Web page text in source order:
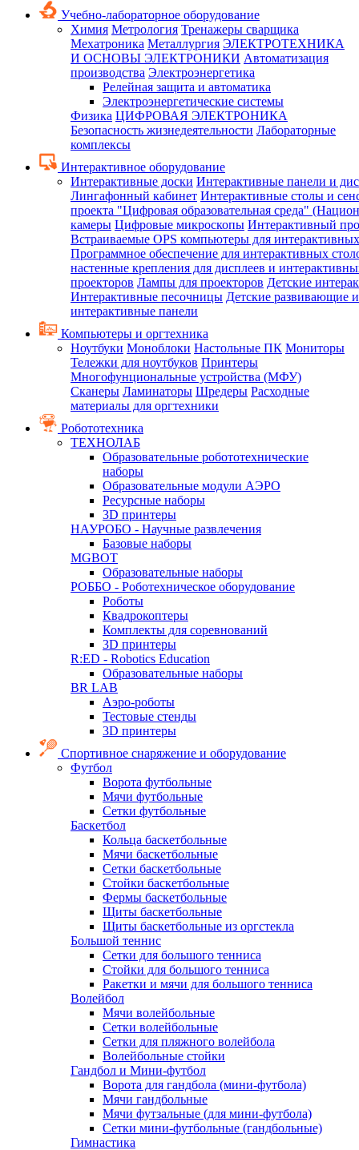
Учебно-лабораторное оборудование
Химия Метрология Тренажеры сварщика
Мехатроника Металлургия ЭЛЕКТРОТЕХНИКА
И ОСНОВЫ ЭЛЕКТРОНИКИ Автоматизация
производства Электроэнергетика
Релейная защита и автоматика
Электроэнергетические системы
Физика ЦИФРОВАЯ ЭЛЕКТРОНИКА
Безопасность жизнедеятельности Лабораторные
комплексы
Интерактивное оборудование
Интерактивные доски Интерактивные панели и
Лингафонный кабинет Интерактивные столы и
проекта "Цифровая образовательная среда"
камеры Цифровые микроскопы Интерактивный
Встраиваемые OPS компьютеры для
Программное обеспечение для интерактивных
настенные крепления для дисплеев и
проекторов Лампы для проекторов Детские
Интерактивные песочницы Детские развивающие
интерактивные панели
Компьютеры и оргтехника
Ноутбуки Моноблоки Настольные ПК Мониторы
Тележки для ноутбуков Принтеры
Многофунциональные устройства (МФУ)
Сканеры Ламинаторы Шредеры Расходные
материалы для оргтехники
Робототехника
ТЕХНОЛАБ
Образовательные робототехнические
наборы
Образовательные модули АЭРО
Ресурсные наборы
3D принтеры
НАУРОБО - Научные развлечения
Базовые наборы
MGBOT
Образовательные наборы
РОББО - Роботехническое оборудование
Роботы
Квадрокоптеры
Комплекты для соревнований
3D принтеры
R:ED - Robotics Education
Образовательные наборы
BR LAB
Аэро-роботы
Тестовые стенды
3D принтеры
Спортивное снаряжение и оборудование
Футбол
Ворота футбольные
Мячи футбольные
Сетки футбольные
Баскетбол
Кольца баскетбольные
Мячи баскетбольные
Сетки баскетбольные
Стойки баскетбольные
Фермы баскетбольные
Щиты баскетбольные
Щиты баскетбольные из оргстекла
Большой теннис
Сетки для большого тенниса
Стойки для большого тенниса
Ракетки и мячи для большого тенниса
Волейбол
Мячи волейбольные
Сетки волейбольные
Сетки для пляжного волейбола
Волейбольные стойки
Гандбол и Мини-футбол
Ворота для гандбола (мини-футбола)
Мячи гандбольные
Мячи футзальные (для мини-футбола)
Сетки мини-футбольные (гандбольные)
Гимнастика